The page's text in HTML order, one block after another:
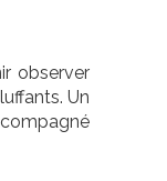
observer
Un